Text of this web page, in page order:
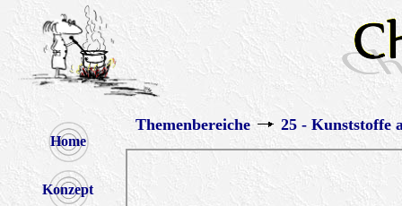
Home
Konzept
Themenbereiche 25 - Kunststoffe